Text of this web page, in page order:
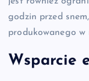
godzin przed
produkowanego w
Wsparcie